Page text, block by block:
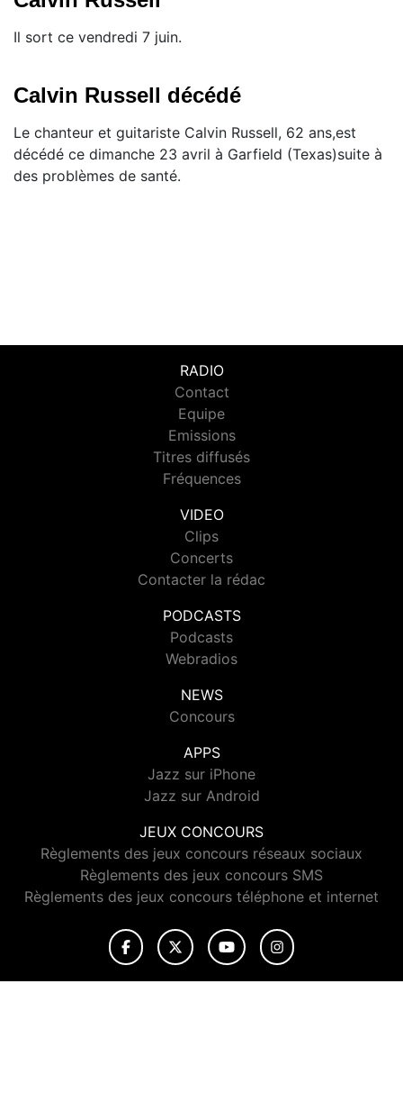
Il sort ce vendredi 7 juin.
Calvin Russell décédé
Le chanteur et guitariste Calvin Russell, 62 ans,est
décédé ce dimanche 23 avril à Garfield (Texas)suite à
des problèmes de santé.
RADIO
Contact
Equipe
Emissions
Titres diffusés
Fréquences
VIDEO
Clips
Concerts
Contacter la rédac
PODCASTS
Podcasts
Webradios
NEWS
Concours
APPS
Jazz sur iPhone
Jazz sur Android
JEUX CONCOURS
Règlements des jeux concours réseaux sociaux
Règlements des jeux concours SMS
Règlements des jeux concours téléphone et internet